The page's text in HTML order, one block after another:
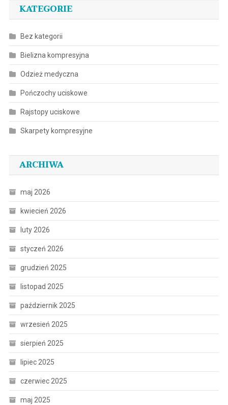
KATEGORIE
Bez kategorii
Bielizna kompresyjna
Odzież medyczna
Pończochy uciskowe
Rajstopy uciskowe
Skarpety kompresyjne
ARCHIWA
maj 2026
kwiecień 2026
luty 2026
styczeń 2026
grudzień 2025
listopad 2025
październik 2025
wrzesień 2025
sierpień 2025
lipiec 2025
czerwiec 2025
maj 2025